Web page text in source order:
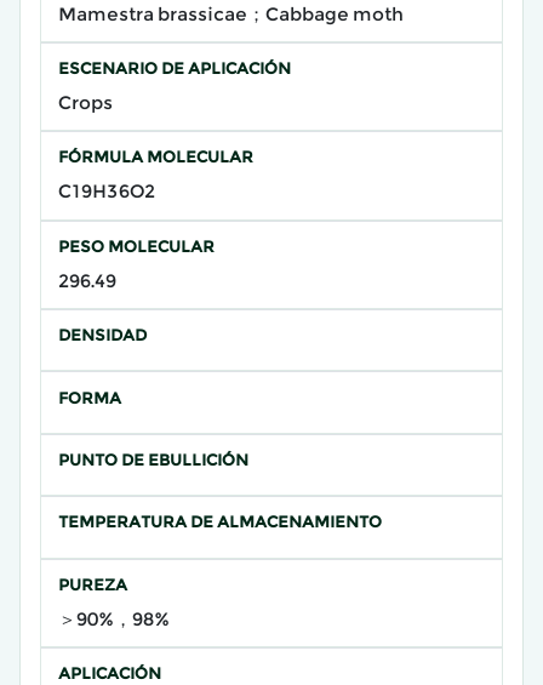
Mamestra brassicae；Cabbage moth
ESCENARIO DE APLICACIÓN
Crops
FÓRMULA MOLECULAR
C19H36O2
PESO MOLECULAR
296.49
DENSIDAD
FORMA
PUNTO DE EBULLICIÓN
TEMPERATURA DE ALMACENAMIENTO
PUREZA
＞90%，98%
APLICACIÓN